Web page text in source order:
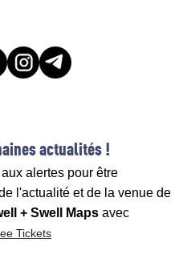
actualités !
alertes pour être
l'actualité et de la venue de
+ Swell Maps avec
Tickets